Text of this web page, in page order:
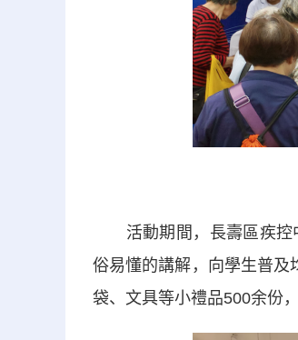
活動期間，長壽區疾控
俗易懂的講解，向學生普及
袋、文具等小禮品500余份